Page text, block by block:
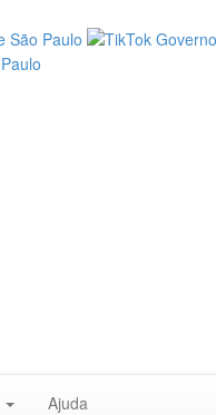
Ajuda